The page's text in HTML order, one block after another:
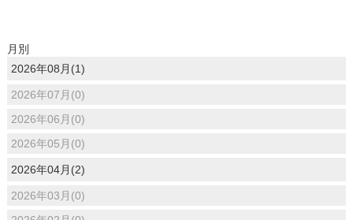
月別
2026年08月(1)
2026年07月(0)
2026年06月(0)
2026年05月(0)
2026年04月(2)
2026年03月(0)